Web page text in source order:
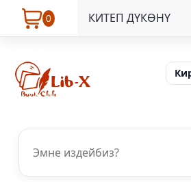
0 КИТЕП ДҮКӨНҮ